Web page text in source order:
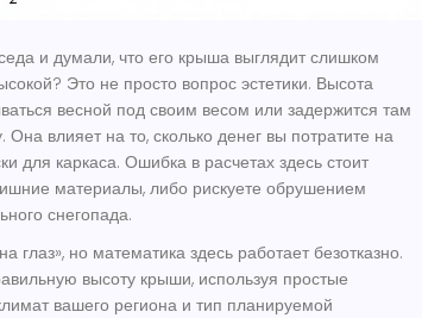
и думали, что его крыша выглядит слишком
Это не просто вопрос эстетики. Высота
весной под своим весом или задержится там
влияет на то, сколько денег вы потратите на
для каркаса. Ошибка в расчетах здесь стоит
материалы, либо рискуете обрушением
снегопада.
глаз», но математика здесь работает безотказно.
высоту крыши, используя простые
вашего региона и тип планируемой